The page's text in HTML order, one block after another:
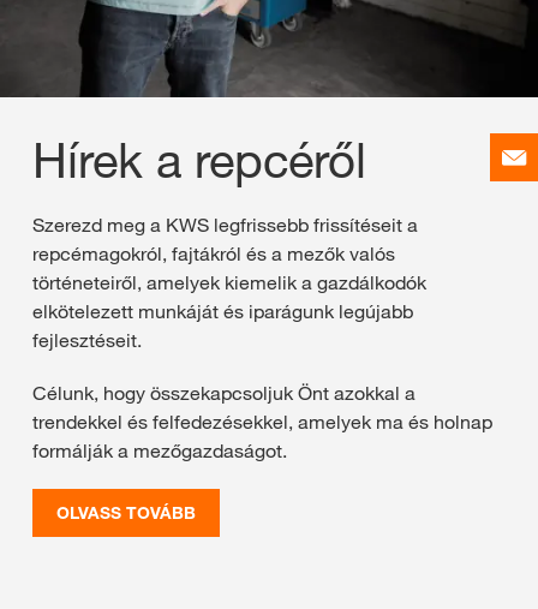
Hírek a repcéről
Szerezd meg a KWS legfrissebb frissítéseit a
repcémagokról, fajtákról és a mezők valós
történeteiről, amelyek kiemelik a gazdálkodók
elkötelezett munkáját és iparágunk legújabb
fejlesztéseit.
Célunk, hogy összekapcsoljuk Önt azokkal a
trendekkel és felfedezésekkel, amelyek ma és holnap
formálják a mezőgazdaságot.
OLVASS TOVÁBB